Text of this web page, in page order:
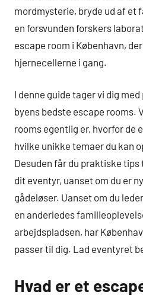
mordmysterie, bryde ud af et
en forsvunden forskers
escape room i København,
hjernecellerne i gang.
I denne guide tager vi dig
byens bedste escape rooms.
rooms egentlig er, hvorfor de
hvilke unikke temaer du kan
Desuden får du praktiske
dit eventyr, uanset om du er
gådeløser. Uanset om du
en anderledes
arbejdspladsen, har
passer til dig. Lad eventyret
Hvad er et